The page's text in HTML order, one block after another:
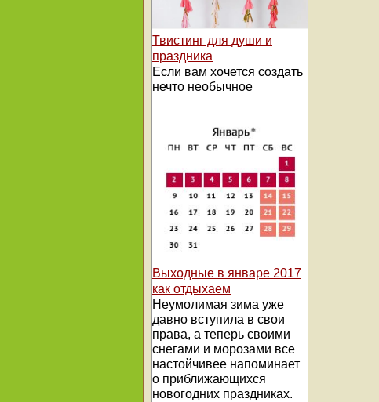
Твистинг для души и
праздника
Если вам хочется создать
нечто необычное
Выходные в январе 2017
как отдыхаем
Неумолимая зима уже
давно вступила в свои
права, а теперь своими
снегами и морозами все
настойчивее напоминает
о приближающихся
новогодних праздниках.